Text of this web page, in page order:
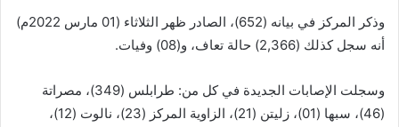
وذكر المركز في بيانه (652)، الصادر ظهر الثلاثاء (01 مارس 2022م)
أنه سجل كذلك (2,366) حالة تعاف، و(08) وفيات.
وسجلت الإصابات الجديدة في كل من: طرابلس (349)، مصراتة
(46)، سبها (01)، زليتن (21)، الزاوية المركز (23)، نالوت (12)،